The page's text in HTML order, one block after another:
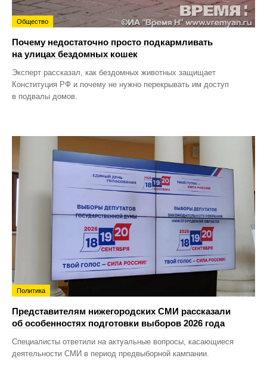
Общество
Почему недостаточно просто подкармливать
на улицах бездомных кошек
Эксперт рассказал, как бездомных животных защищает
Конституция РФ и почему не нужно перекрывать им доступ
в подвалы домов.
Политика
Представителям нижегородских СМИ рассказали
об особенностях подготовки выборов 2026 года
Специалисты ответили на актуальные вопросы, касающиеся
деятельности СМИ в период предвыборной кампании.